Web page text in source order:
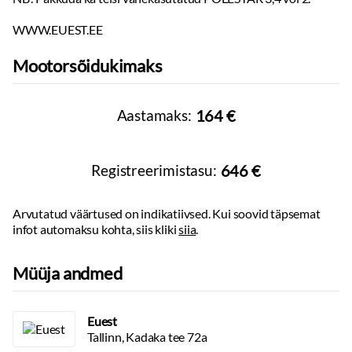
Bluetooth
Tuled
LONG RANGE - aku 100KWh, võimsus 200KW
WINTER PACK
2X ELEKTRILISELT REGULEERITAVAD ISTMED
HIGH PERFORMANCE SOUND SYSTEM
WWW.EUEST.EE
Mootorsõidukimaks
Aastamaks: 164 €
Registreerimistasu: 646 €
Arvutatud väärtused on indikatiivsed. Kui soovid täpsemat
infot automaksu kohta, siis klikisiia.
Müüja andmed
Euest
Tallinn, Kadaka tee 72a